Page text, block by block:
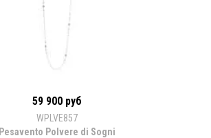
59 900 руб
WPLVE857
Pesavento Polvere di Sogni